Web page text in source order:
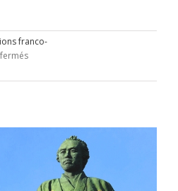
franco-
sur
« Monsieur
Japon.